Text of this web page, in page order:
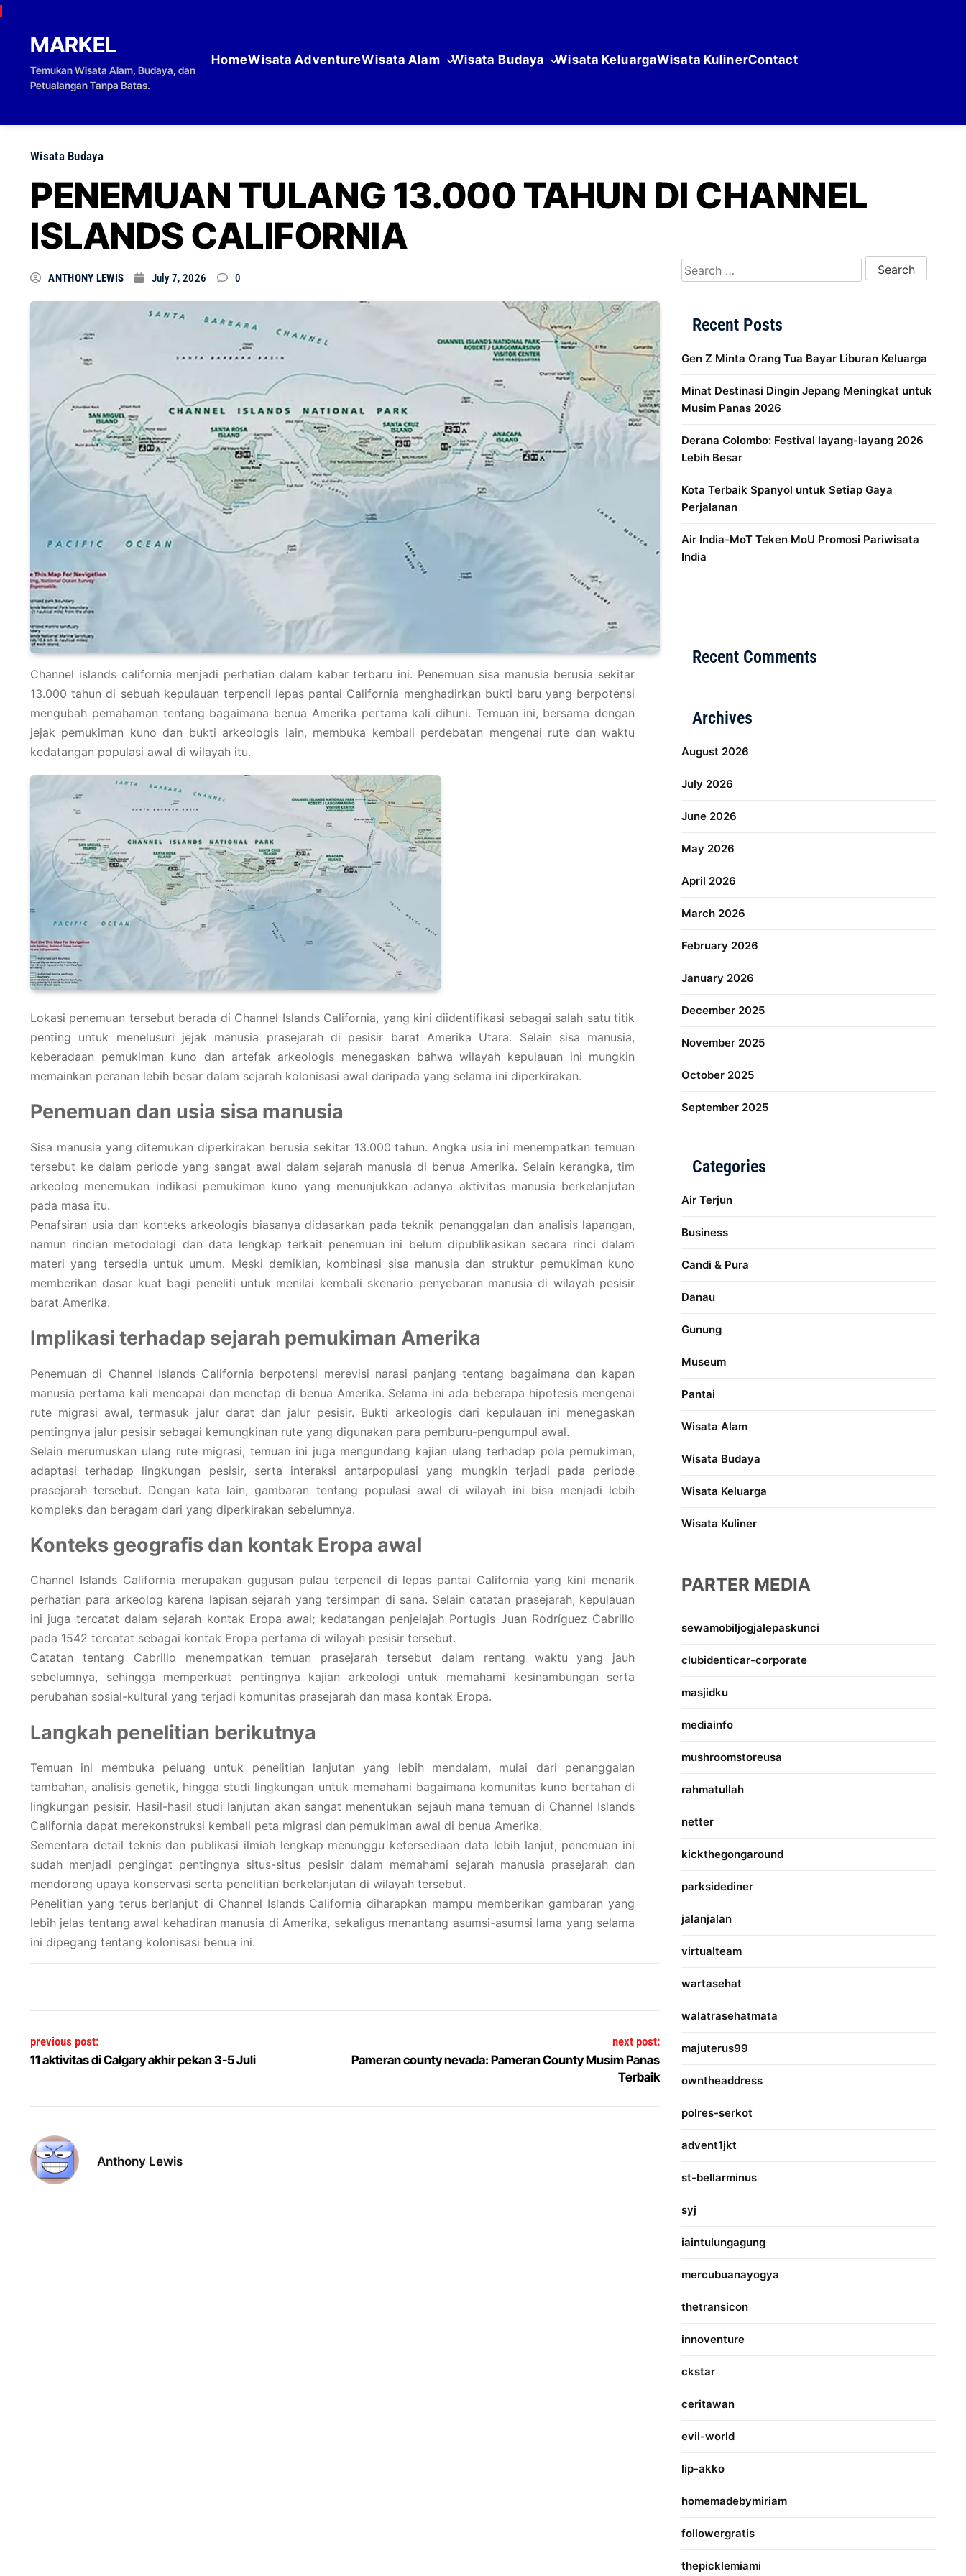
Skip to content
MARKEL
Temukan Wisata Alam, Budaya, dan
Petualangan Tanpa Batas.
HomeWisata AdventureWisata Alam Wisata Budaya Wisata KeluargaWisata KulinerContact
Wisata Budaya
PENEMUAN TULANG 13.000 TAHUN DI CHANNEL
ISLANDS CALIFORNIA
ANTHONY LEWIS July 7, 2026 0
Channel islands california menjadi perhatian dalam kabar terbaru ini. Penemuan sisa manusia berusia sekitar
13.000 tahun di sebuah kepulauan terpencil lepas pantai California menghadirkan bukti baru yang berpotensi
mengubah pemahaman tentang bagaimana benua Amerika pertama kali dihuni. Temuan ini, bersama dengan
jejak pemukiman kuno dan bukti arkeologis lain, membuka kembali perdebatan mengenai rute dan waktu
kedatangan populasi awal di wilayah itu.
Lokasi penemuan tersebut berada di Channel Islands California, yang kini diidentifikasi sebagai salah satu titik
penting untuk menelusuri jejak manusia prasejarah di pesisir barat Amerika Utara. Selain sisa manusia,
keberadaan pemukiman kuno dan artefak arkeologis menegaskan bahwa wilayah kepulauan ini mungkin
memainkan peranan lebih besar dalam sejarah kolonisasi awal daripada yang selama ini diperkirakan.
Penemuan dan usia sisa manusia
Sisa manusia yang ditemukan diperkirakan berusia sekitar 13.000 tahun. Angka usia ini menempatkan temuan
tersebut ke dalam periode yang sangat awal dalam sejarah manusia di benua Amerika. Selain kerangka, tim
arkeolog menemukan indikasi pemukiman kuno yang menunjukkan adanya aktivitas manusia berkelanjutan
pada masa itu.
Penafsiran usia dan konteks arkeologis biasanya didasarkan pada teknik penanggalan dan analisis lapangan,
namun rincian metodologi dan data lengkap terkait penemuan ini belum dipublikasikan secara rinci dalam
materi yang tersedia untuk umum. Meski demikian, kombinasi sisa manusia dan struktur pemukiman kuno
memberikan dasar kuat bagi peneliti untuk menilai kembali skenario penyebaran manusia di wilayah pesisir
barat Amerika.
Implikasi terhadap sejarah pemukiman Amerika
Penemuan di Channel Islands California berpotensi merevisi narasi panjang tentang bagaimana dan kapan
manusia pertama kali mencapai dan menetap di benua Amerika. Selama ini ada beberapa hipotesis mengenai
rute migrasi awal, termasuk jalur darat dan jalur pesisir. Bukti arkeologis dari kepulauan ini menegaskan
pentingnya jalur pesisir sebagai kemungkinan rute yang digunakan para pemburu-pengumpul awal.
Selain merumuskan ulang rute migrasi, temuan ini juga mengundang kajian ulang terhadap pola pemukiman,
adaptasi terhadap lingkungan pesisir, serta interaksi antarpopulasi yang mungkin terjadi pada periode
prasejarah tersebut. Dengan kata lain, gambaran tentang populasi awal di wilayah ini bisa menjadi lebih
kompleks dan beragam dari yang diperkirakan sebelumnya.
Konteks geografis dan kontak Eropa awal
Channel Islands California merupakan gugusan pulau terpencil di lepas pantai California yang kini menarik
perhatian para arkeolog karena lapisan sejarah yang tersimpan di sana. Selain catatan prasejarah, kepulauan
ini juga tercatat dalam sejarah kontak Eropa awal; kedatangan penjelajah Portugis Juan Rodríguez Cabrillo
pada 1542 tercatat sebagai kontak Eropa pertama di wilayah pesisir tersebut.
Catatan tentang Cabrillo menempatkan temuan prasejarah tersebut dalam rentang waktu yang jauh
sebelumnya, sehingga memperkuat pentingnya kajian arkeologi untuk memahami kesinambungan serta
perubahan sosial-kultural yang terjadi komunitas prasejarah dan masa kontak Eropa.
Langkah penelitian berikutnya
Temuan ini membuka peluang untuk penelitian lanjutan yang lebih mendalam, mulai dari penanggalan
tambahan, analisis genetik, hingga studi lingkungan untuk memahami bagaimana komunitas kuno bertahan di
lingkungan pesisir. Hasil-hasil studi lanjutan akan sangat menentukan sejauh mana temuan di Channel Islands
California dapat merekonstruksi kembali peta migrasi dan pemukiman awal di benua Amerika.
Sementara detail teknis dan publikasi ilmiah lengkap menunggu ketersediaan data lebih lanjut, penemuan ini
sudah menjadi pengingat pentingnya situs-situs pesisir dalam memahami sejarah manusia prasejarah dan
mendorong upaya konservasi serta penelitian berkelanjutan di wilayah tersebut.
Penelitian yang terus berlanjut di Channel Islands California diharapkan mampu memberikan gambaran yang
lebih jelas tentang awal kehadiran manusia di Amerika, sekaligus menantang asumsi-asumsi lama yang selama
ini dipegang tentang kolonisasi benua ini.
Post navigation
previous post:
11 aktivitas di Calgary akhir pekan 3-5 Juli
next post:
Pameran county nevada: Pameran County Musim Panas
Terbaik
Anthony Lewis
Search for:
Recent Posts
Gen Z Minta Orang Tua Bayar Liburan Keluarga
Minat Destinasi Dingin Jepang Meningkat untuk
Musim Panas 2026
Derana Colombo: Festival layang-layang 2026
Lebih Besar
Kota Terbaik Spanyol untuk Setiap Gaya
Perjalanan
Air India-MoT Teken MoU Promosi Pariwisata
India
Recent Comments
Archives
August 2026
July 2026
June 2026
May 2026
April 2026
March 2026
February 2026
January 2026
December 2025
November 2025
October 2025
September 2025
Categories
Air Terjun
Business
Candi & Pura
Danau
Gunung
Museum
Pantai
Wisata Alam
Wisata Budaya
Wisata Keluarga
Wisata Kuliner
PARTER MEDIA
sewamobiljogjalepaskunci
clubidenticar-corporate
masjidku
mediainfo
mushroomstoreusa
rahmatullah
netter
kickthegongaround
parksidediner
jalanjalan
virtualteam
wartasehat
walatrasehatmata
majuterus99
owntheaddress
polres-serkot
advent1jkt
st-bellarminus
syj
iaintulungagung
mercubuanayogya
thetransicon
innoventure
ckstar
ceritawan
evil-world
lip-akko
homemadebymiriam
followergratis
thepicklemiami